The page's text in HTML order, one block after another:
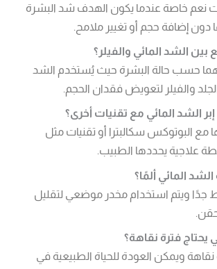
نعم خاصة عندما يكون الهدف شد البشرة
إضافة حجم أو تغيير ملامح.
الشد المائي والفيلر؟
حسب حالة البشرة حيث يُستخدم الشد
والفيلر لتعويض فقدان الحجم.
الشد المائي مع تقنيات أخرى؟
مع البوتوكس سكالبترا أو تقنيات مثل
المائي ألمًا؟
ويتم استخدام مخدر موضعي لتقليل
يحتاج فترة نقاهة؟
نقاهة ويمكن العودة للحياة الطبيعية في